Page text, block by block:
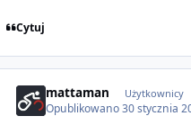
Cytuj
mattaman Użytkownicy
Opublikowano30 stycznia